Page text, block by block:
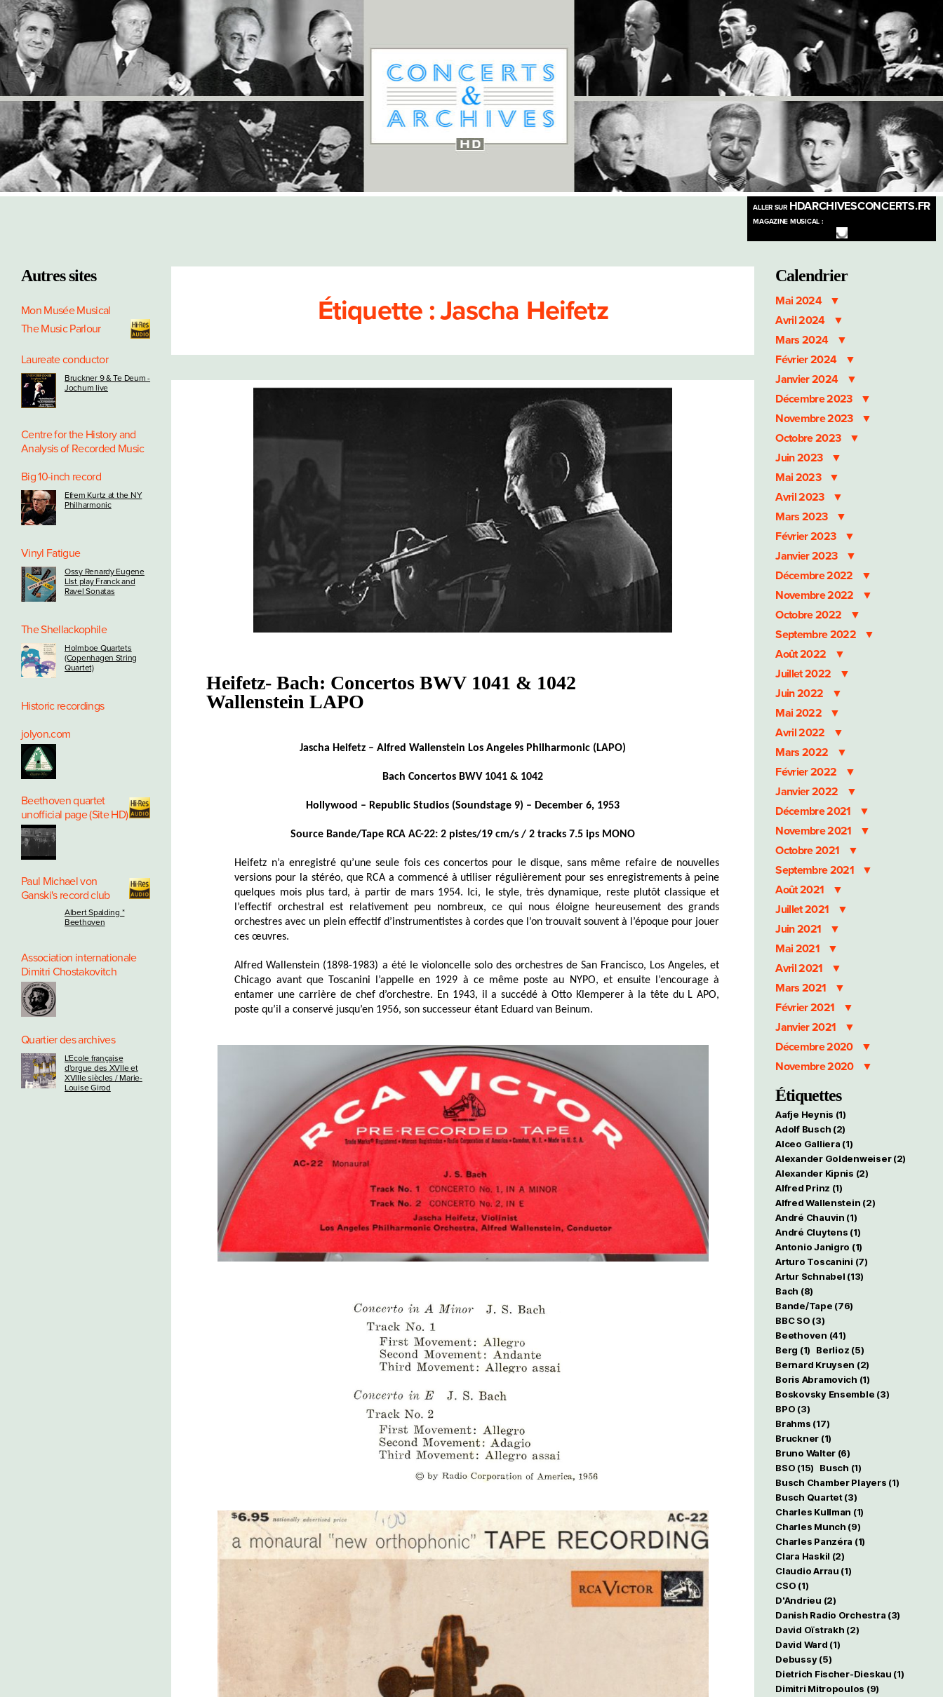
Autres sites
Mon Musée Musical
The Music Parlour
Laureate conductor
Bruckner 9 & Te Deum -
Jochum live
Centre for the History and
Analysis of Recorded Music
Big 10-inch record
Efrem Kurtz at the NY
Philharmonic
Vinyl Fatigue
Ossy Renardy Eugene
LIst play Franck and
Ravel Sonatas
The Shellackophile
Holmboe Quartets
(Copenhagen String
Quartet)
Historic recordings
jolyon.com
Beethoven quartet
unofficial page (Site HD)
Paul Michael von
Ganski's record club
Albert Spalding *
Beethoven
Association internationale
Dimitri Chostakovitch
Quartier des archives
L'Ecole française
d'orgue des XVIIe et
XVIIIe siècles / Marie-
Louise Girod
Étiquette :Jascha Heifetz
Heifetz- Bach: Concertos BWV 1041 & 1042
Wallenstein LAPO
Jascha Heifetz – Alfred Wallenstein Los Angeles Philharmonic (LAPO)
Bach Concertos BWV 1041 & 1042
Hollywood – Republic Studios (Soundstage 9) – December 6, 1953
Source Bande/Tape RCA AC-22: 2 pistes/19 cm/s / 2 tracks 7.5 ips MONO
Heifetz n’a enregistré qu’une seule fois ces concertos pour le disque, sans même refaire de nouvelles
versions pour la stéréo, que RCA a commencé à utiliser régulièrement pour ses enregistrements à peine
quelques mois plus tard, à partir de mars 1954. Ici, le style, très dynamique, reste plutôt classique et
l’effectif orchestral est relativement peu nombreux, ce qui nous éloigne heureusement des grands
orchestres avec un plein effectif d’instrumentistes à cordes que l’on trouvait souvent à l’époque pour jouer
ces œuvres.
Alfred Wallenstein (1898-1983) a été le violoncelle solo des orchestres de San Francisco, Los Angeles, et
Chicago avant que Toscanini l’appelle en 1929 à ce même poste au NYPO, et ensuite l’encourage à
entamer une carrière de chef d’orchestre. En 1943, il a succédé à Otto Klemperer à la tête du L APO,
poste qu’il a conservé jusqu’en 1956, son successeur étant Eduard van Beinum.
ALLER SUR HDARCHIVESCONCERTS.FR
MAGAZINE MUSICAL :
Calendrier
Mai 2024
Avril 2024
Mars 2024
Février 2024
Janvier 2024
Décembre 2023
Novembre 2023
Octobre 2023
Juin 2023
Mai 2023
Avril 2023
Mars 2023
Février 2023
Janvier 2023
Décembre 2022
Novembre 2022
Octobre 2022
Septembre 2022
Août 2022
Juillet 2022
Juin 2022
Mai 2022
Avril 2022
Mars 2022
Février 2022
Janvier 2022
Décembre 2021
Novembre 2021
Octobre 2021
Septembre 2021
Août 2021
Juillet 2021
Juin 2021
Mai 2021
Avril 2021
Mars 2021
Février 2021
Janvier 2021
Décembre 2020
Novembre 2020
Étiquettes
Aafje Heynis (1)
Adolf Busch (2)
Alceo Galliera (1)
Alexander Goldenweiser(2)
Alexander Kipnis (2)
Alfred Prinz (1)
Alfred Wallenstein (2)
André Chauvin (1)
André Cluytens (1)
Antonio Janigro (1)
Arturo Toscanini (7)
Artur Schnabel (13)
Bach (8)
Bande/Tape (76)
BBC SO (3)
Beethoven (41)
Berg (1) Berlioz (5)
Bernard Kruysen (2)
Boris Abramovich (1)
Boskovsky Ensemble (3)
BPO (3)
Brahms (17)
Bruckner (1)
Bruno Walter(6)
BSO (15) Busch (1)
Busch Chamber Players (1)
Busch Quartet(3)
Charles Kullman (1)
Charles Munch (9)
Charles Panzéra (1)
Clara Haskil (2)
Claudio Arrau (1)
CSO (1)
D'Andrieu (2)
Danish Radio Orchestra (3)
David Oïstrakh (2)
David Ward (1)
Debussy(5)
Dietrich Fischer-Dieskau (1)
Dimitri Mitropoulos (9)